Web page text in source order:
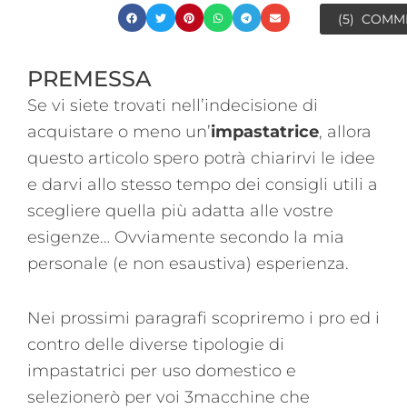
(5)
PREMESSA
Se vi siete trovati nell’indecisione di
acquistare o meno un’impastatrice, allora
questo articolo spero potrà chiarirvi le idee
e darvi allo stesso tempo dei consigli utili a
scegliere quella più adatta alle vostre
esigenze… Ovviamente secondo la mia
personale (e non esaustiva) esperienza.
Nei prossimi paragrafi scopriremo i pro ed i
contro delle diverse tipologie di
impastatrici per uso domestico e
selezionerò per voi 3macchine che